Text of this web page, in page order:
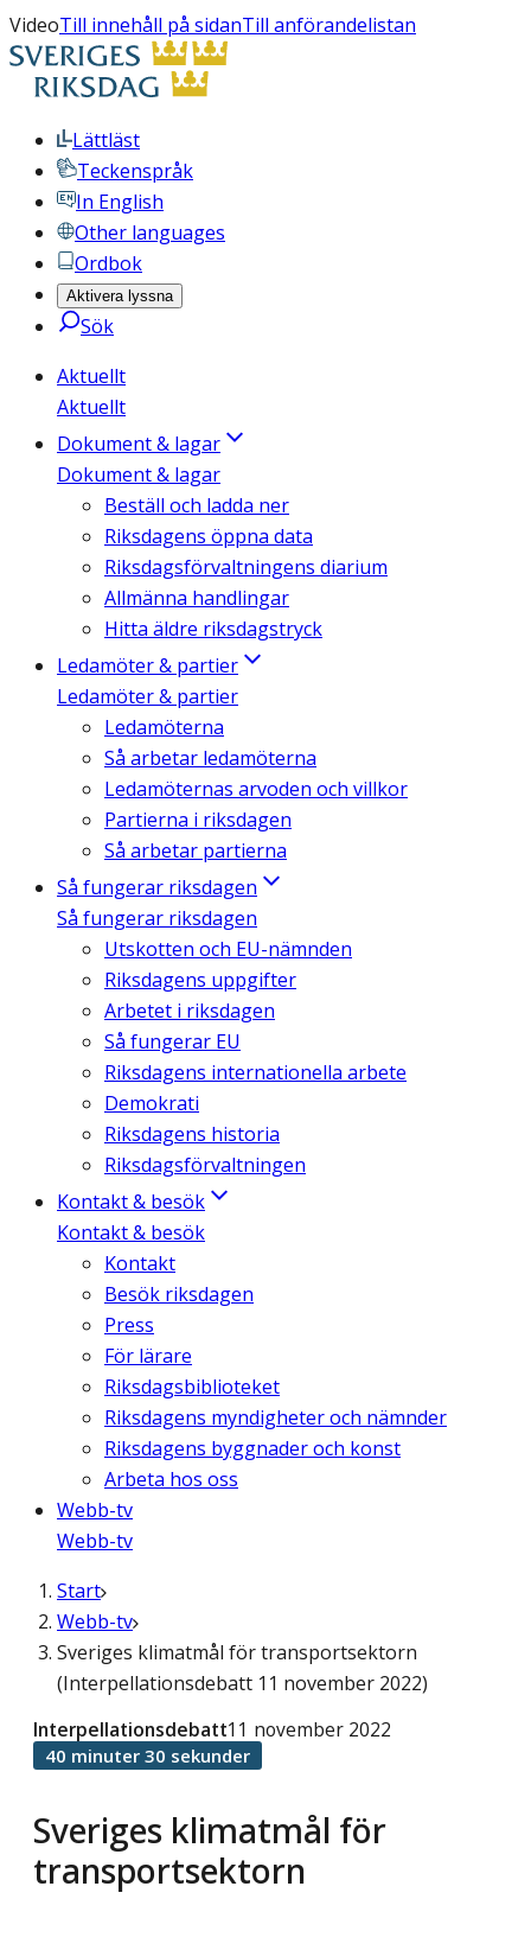
VideoTill innehåll på sidanTill anförandelistan
Lättläst
Teckenspråk
In English
Other languages
Ordbok
Aktivera lyssna
Sök
Aktuellt
Aktuellt
Dokument & lagar
Dokument & lagar
Beställ och ladda ner
Riksdagens öppna data
Riksdagsförvaltningens diarium
Allmänna handlingar
Hitta äldre riksdagstryck
Ledamöter & partier
Ledamöter & partier
Ledamöterna
Så arbetar ledamöterna
Ledamöternas arvoden och villkor
Partierna i riksdagen
Så arbetar partierna
Så fungerar riksdagen
Så fungerar riksdagen
Utskotten och EU-nämnden
Riksdagens uppgifter
Arbetet i riksdagen
Så fungerar EU
Riksdagens internationella arbete
Demokrati
Riksdagens historia
Riksdagsförvaltningen
Kontakt & besök
Kontakt & besök
Kontakt
Besök riksdagen
Press
För lärare
Riksdagsbiblioteket
Riksdagens myndigheter och nämnder
Riksdagens byggnader och konst
Arbeta hos oss
Webb-tv
Webb-tv
Start
Webb-tv
Sveriges klimatmål för transportsektorn
(Interpellationsdebatt 11 november 2022)
Sveriges klimatmål för
transportsektorn
Interpellationsdebatt11 november 2022
40 minuter 30 sekunder